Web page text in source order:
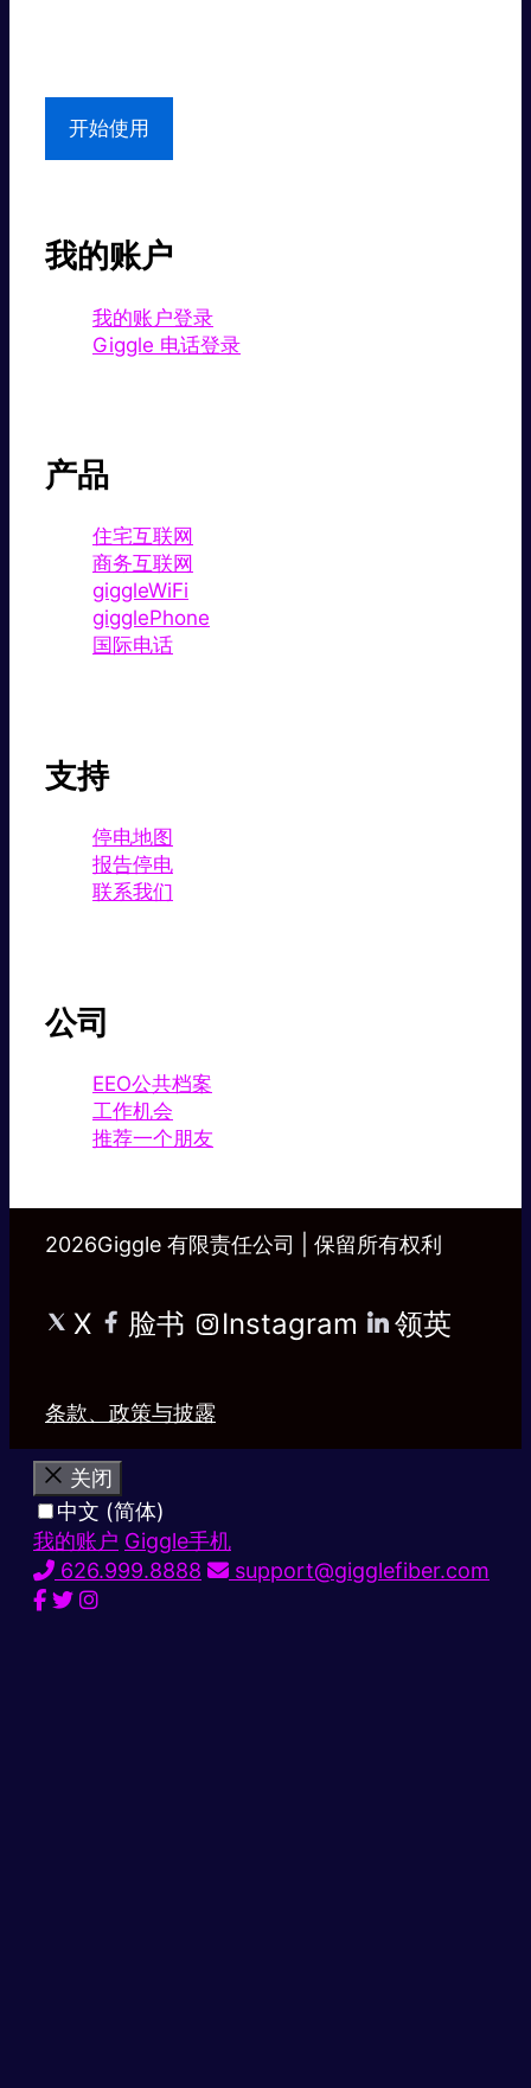
开始使用
我的账户
我的账户登录
Giggle 电话登录
产品
住宅互联网
商务互联网
giggleWiFi
gigglePhone
国际电话
支持
停电地图
报告停电
联系我们
公司
EEO公共档案
工作机会
推荐一个朋友
2026Giggle 有限责任公司 | 保留所有权利
X 脸书 Instagram 领英
条款、政策与披露
关闭
中文 (简体)
我的账户 Giggle手机
626.999.8888
support@gigglefiber.com